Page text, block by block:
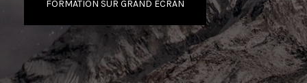
FORMATION SUR GRAND ÉCRAN